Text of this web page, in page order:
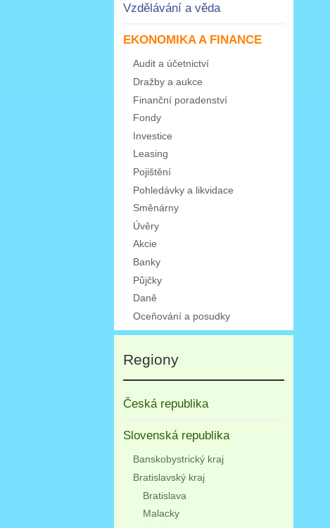
Vzdělávání a věda
EKONOMIKA A FINANCE
Audit a účetnictví
Dražby a aukce
Finanční poradenství
Fondy
Investice
Leasing
Pojištění
Pohledávky a likvidace
Směnárny
Úvěry
Akcie
Banky
Půjčky
Daně
Oceňování a posudky
Regiony
Česká republika
Slovenská republika
Banskobystrický kraj
Bratislavský kraj
Bratislava
Malacky